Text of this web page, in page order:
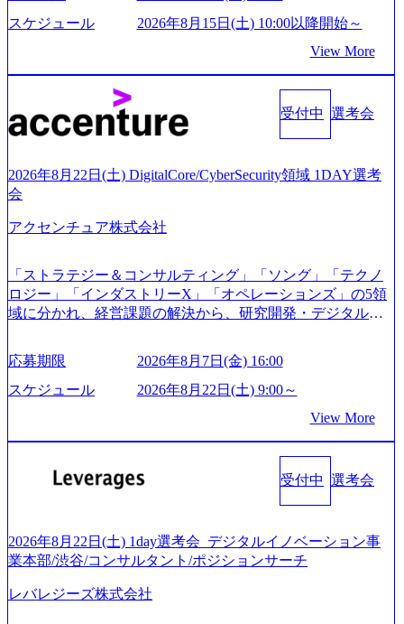
GAB試験を受検いただきます(受験期限は1day選考会実施日
の3日前まで)。 ※ただし、30代以上のコンサルファーム経
験3年以上の方はGAB受検免除、書類選考のみ。 書類選考
通過後に、GAB試験に合格している方へ1day選考会当日の
ご案内をさせていただきます。 急速なグローバル化により
既存事業では成長戦略を描く事が困難になった大手企業を
サポートするため、新規事業立案や既存事業のトランスフ
たします。 (1)既存または新規大手事業会社から依頼された
「経営戦略」等のコンサルティング支援を行います。クラ
イアントは各業界上位5社をターゲットとし、特にCXOクラ
スから「新規事業戦略」「既存事業のトランスフォーメー
略」案件をメインとしたコンサルティングを行います ＜プ
ロジェクト一部抜粋＞ ・海外事業(新規・既存)事業のビジ
ネスモデル検討支援 ・金融領域におけるAIを活用した事業
ィ領域における地域活性アプリ企画支援及び実行支援 ・ロ
業支援 ※その他新規事業や既存デジタルトランスフォーメ
ーションの案件が多数 ● コンサルタント プロジェクトにお
プロジェクトにおける課題/リスク管理などを担当。 ● シニ
アコンサルタント プロジェクトメンバーとしてプロジェク
トの一領域を担う。主な作業としては、As-Is分析、仮説構
ィスカッションペ ーパーの作成などを担当。 ● 裁量権 弊社
は2019年11月に設立され、成長期といわれるフェーズにあ
ります。 事業・組織を拡大していく時期のため、メンバー
や組織がスケールしていく過程を体感できます。 また、希
事業会社機能へ携われる可能性※SaaSプロダクト、地方創
生、メディアなど リモート比率99%、福岡や北海道在中者
業、通信業界に強みがあり、ヘルスケアな業界は広げてい
く予定 インセンティブ支給という他社にはない制度 ワンプ
ール制を敷く、柔軟な組織 2026年8月15日(土) 10:00以降開
始～ 2026年8月7日(金) 16:00 ※枠が限られておりますので、
ご応募いただいてもご対応できない可能性がございます ※
ご応募者様については、1dayではなく通常選考でのご案内
とさせていただきます ● 面接(1次・最終を一度の面接で実
てご連絡させていただきます。 ● 一日で最終面接まで完了
日面接や面談のお時間をいただく場合がございます ● 面
接、条件面談それぞれ最大1時間を想定しております ・実施
前日までに日程およびURLを共有させていただきます ・面
接および条件面談ともに、どの時間開始となってもご対応
と幸いです ※1day選考会のご参加希望の方は、事前にGAB
試験を受検いただきます(受験期限は1day選考会実施日の3日
前まで)。 ※ただし、30代以上のコンサルファーム経験3年
以上の方はGAB受検免除、書類選考のみ。 書類選考通過後
に、GAB試験に合格している方へ1day選考会当日のご案内
をさせていただきます。 急速なグローバル化により既存事
業では成長戦略を描く事が困難になった大手企業をサポー
す。 (1)既存または新規大手事業会社から依頼された「経営
戦略」等のコンサルティング支援を行います。クライアン
トは各業界上位5社をターゲットとし、特にCXOクラスから
「新規事業戦略」「既存事業のトランスフォーメーショ
スケジュール
2026年8月15日(土) 10:00以降開始～
View More
受付中 選考会
2026年8月22日(土) DigitalCore/CyberSecurity領域 1DAY選考
会
アクセンチュア株式会社
「ストラテジー＆コンサルティング」「ソング」「テクノ
ロジー」「インダストリーX」「オペレーションズ」の5領
域に分かれ、経営課題の解決から、研究開発・デジタル・
グ領域からその実行的側面であるITサービスの提供まで一
貫して支援する総合系・IT系ファームである あらゆる産業
において非常に良質な顧客基盤を築いており、Fortune Globa
手掛けたプロジェクトは「ファーストリテイリングにおけ
るグローバル化」「資生堂グループのDX化支援」「ヴィヴ
ンサルティング活動のみならず、2021年にはKDDIと合弁会
社「ARISE analytics」を設立し、人工知能とデータアナリテ
ジタル人材育成の支援も盛んに行う 採用資料 (https://www.ac
centure.com/content/dam/accenture/final/accenture-com/document-
いて (https://www.accenture.com/content/dam/accenture/final/caree
応募期限
2026年8月7日(金) 16:00
スケジュール
2026年8月22日(土) 9:00～
View More
受付中 選考会
2026年8月22日(土) 1day選考会_デジタルイノベーション事
業本部/渋谷/コンサルタント/ポジションサーチ
レバレジーズ株式会社